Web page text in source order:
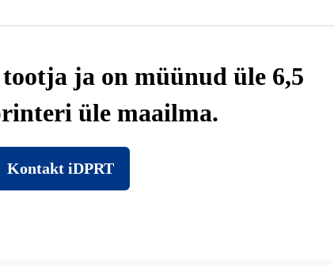
ja on müünud üle 6,5
üle maailma.
Kontakt iDPRT